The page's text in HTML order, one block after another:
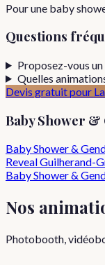
Pourune baby
Questions
Proposez-vous
Quelles
Devis gratuit pour
Baby Shower &
Baby Shower &
RevealGuilherand-
Baby Shower &
Nos
Photobooth,